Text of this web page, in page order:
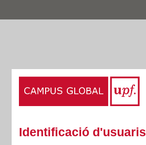
Identificació d'usuaris